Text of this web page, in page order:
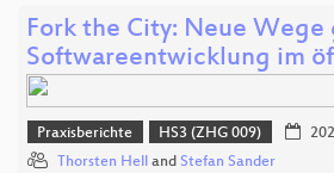
Fork the City: Neue Wege
Softwareentwicklung im
Praxisberichte HS3 (ZHG 009)
Thorsten Hell and Stefan Sander